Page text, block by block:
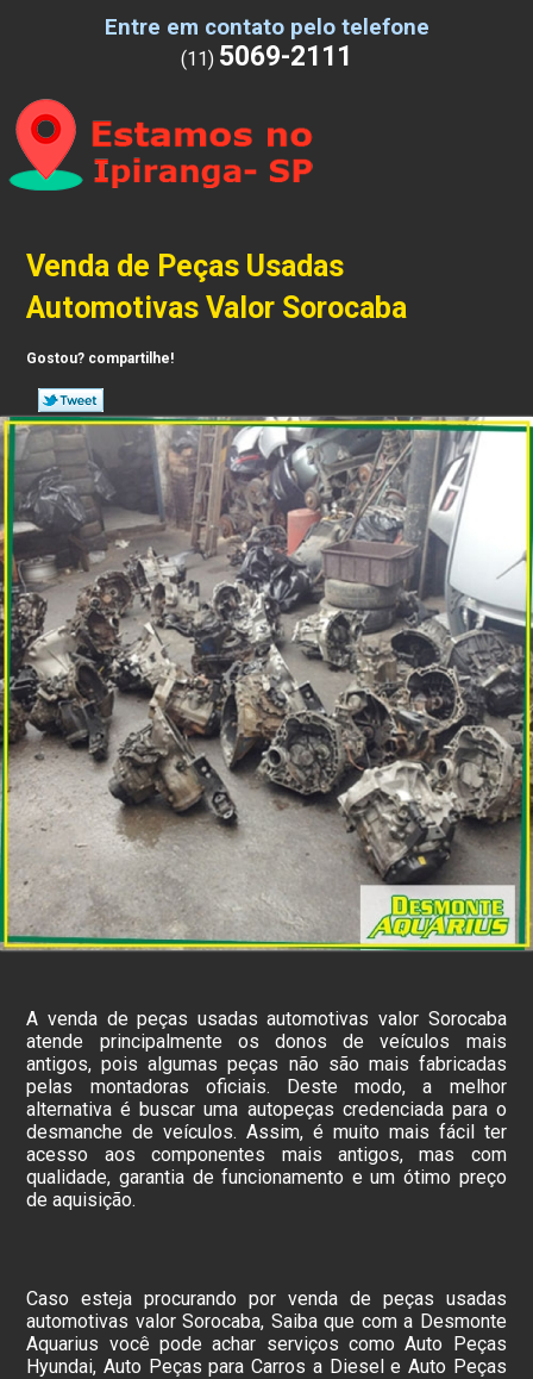
Entre em contato pelo telefone
(11) 5069-2111
Venda de Peças Usadas
Automotivas Valor Sorocaba
Gostou? compartilhe!
A venda de peças usadas automotivas valor Sorocaba
atende principalmente os donos de veículos mais
antigos, pois algumas peças não são mais fabricadas
pelas montadoras oficiais. Deste modo, a melhor
alternativa é buscar uma autopeças credenciada para o
desmanche de veículos. Assim, é muito mais fácil ter
acesso aos componentes mais antigos, mas com
qualidade, garantia de funcionamento e um ótimo preço
de aquisição.
Caso esteja procurando por venda de peças usadas
automotivas valor Sorocaba, Saiba que com a Desmonte
Aquarius você pode achar serviços como Auto Peças
Hyundai, Auto Peças para Carros a Diesel e Auto Peças